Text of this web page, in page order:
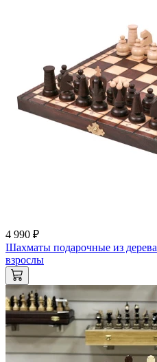
4 990 ₽
Шахматы подарочные из
взрослы